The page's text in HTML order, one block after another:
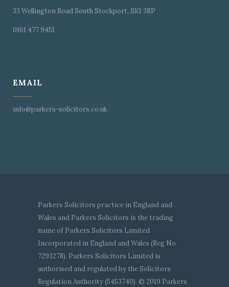
33 Wellington Road South Stockport, SK1 3RP
0161 477 9451
EMAIL
info@parkers-solicitors.co.uk
Parkers Solicitors practice in England and
Wales and Parkers Solicitors is the trading
name of Parkers Solicitors Limited
Incorporated in England and Wales (Reg No
7293278). Parkers Solicitors Limited is
authorised and regulated by the Solicitors
Regulation Authority (5453740). © 2019 Parkers